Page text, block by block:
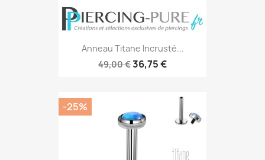
Anneau Titane Incrusté...
49,00 €36,75 €
-25%